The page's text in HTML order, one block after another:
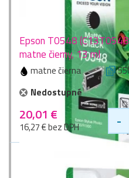
Epson T0548
matne čierny, 13 ml
matne čierna
Nedostupné
20,01 €
16,27 € bez DPH -